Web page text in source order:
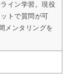
イン学習。現役
トで質問が可
メンタリングを